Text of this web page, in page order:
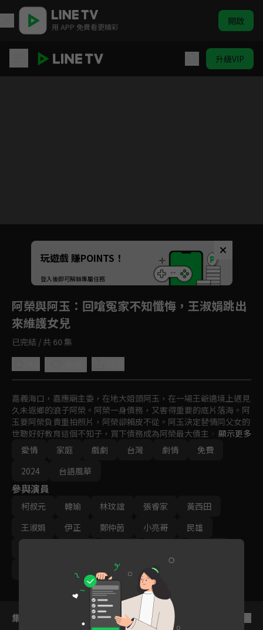
用 APP 免費看更精彩 開啟
升級VIP
Unmute
玩遊戲 賺POINTS！
登入後即可解鎖專屬任務
阿榮與阿玉 ：回嗆冤家不知懺悔，王淑娟跳出
來維護女兒
已完結 / 共 60 集
嘉義海口，嘉應廟主委，在地大姐頭阿玉，在一場王爺遶境上遇見
久未返鄉的浪子阿榮。阿榮一身債務，又害得重要的底片落海。阿
玉要阿榮負責重拍照片，阿榮卻賴皮不從。阿玉決定替情同父女的
世聰好好教育這個不知子，買下債務成為阿榮最大債主，兩人一攻
一受開始調教之路。
顯示更多
愛情
家庭 戲劇 台灣 劇情
免費
2024
台語風華
參與演員
柯叔元 韓瑜 林玟誼 張睿家
黃西田
王淑娟
伊正 鄭仲茵 小亮哥
民雄
張絡扉
集數列表